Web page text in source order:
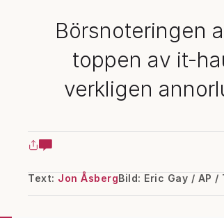
Börsnoteringen
toppen av it-
verkligen
Text: Jon ÅsbergBild: Eric Gay / AP /